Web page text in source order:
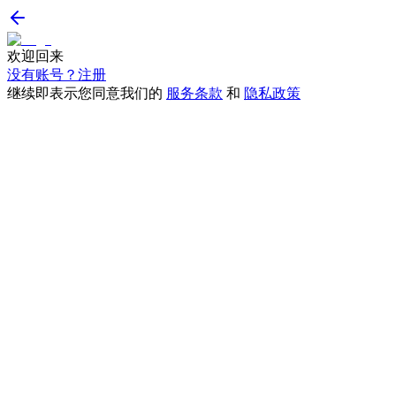
欢迎回来
没有账号？注册
继续即表示您同意我们的 服务条款 和 隐私政策